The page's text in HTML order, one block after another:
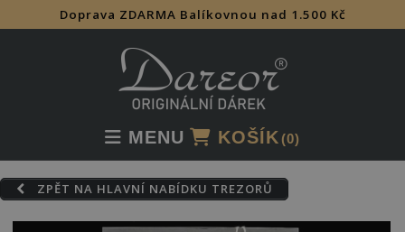
Doprava ZDARMA Balíkovnou nad 1.500 Kč
MENU KOŠÍK(0)
ZPĚT NA HLAVNÍ NABÍDKU TREZORŮ